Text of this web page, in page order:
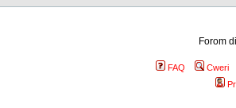
Forom
FAQ
Cweri